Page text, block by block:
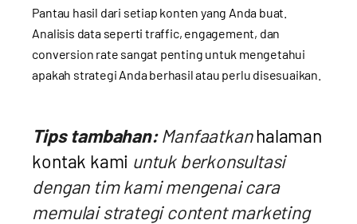
Pantau hasil dari setiap konten yang Anda buat.
Analisis data seperti traffic, engagement, dan
conversion rate sangat penting untuk mengetahui
apakah strategi Anda berhasil atau perlu disesuaikan.
Tips tambahan:Manfaatkanhalaman
kontak kami untuk berkonsultasi
dengan tim kami mengenai cara
memulai strategi content marketing